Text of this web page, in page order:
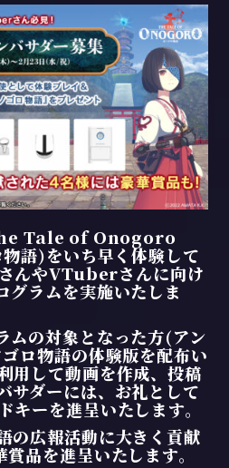
Tale of Onogoro
語)をいち早く体験して
んやVTuberさんに向け
グラムを実施いたしま
ムの対象となった方(アン
ロ物語の体験版を配布い
用して動画を作成、投稿
サダーには、お礼として
キーを進呈いたします。
の広報活動に大きく貢献
品を進呈いたします。